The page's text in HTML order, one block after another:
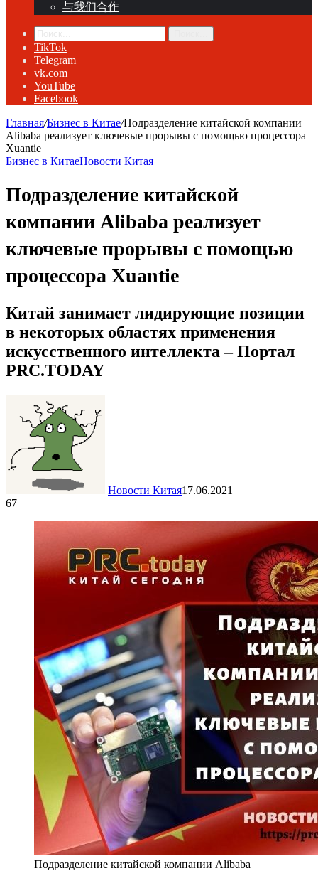
与我们合作
TikTok
Telegram
vk.com
YouTube
Facebook
Главная/Бизнес в Китае/Подразделение китайской компании
Alibaba реализует ключевые прорывы с помощью процессора
Xuantie
Бизнес в КитаеНовости Китая
Подразделение китайской
компании Alibaba реализует
ключевые прорывы с помощью
процессора Xuantie
Китай занимает лидирующие позиции
в некоторых областях применения
искусственного интеллекта – Портал
PRC.TODAY
Новости Китая17.06.2021
67
Подразделение китайской компании Alibaba